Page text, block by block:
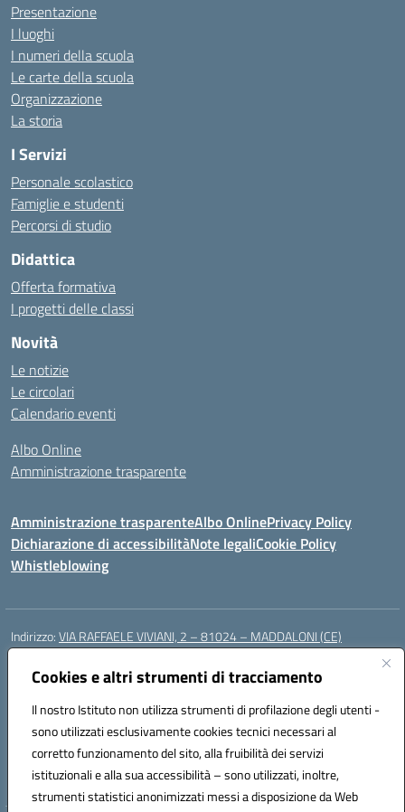
Cookies e altri strumenti di tracciamento
Il nostro Istituto non utilizza strumenti di profilazione degli utenti -
sono utilizzati esclusivamente cookies tecnici necessari al
corretto funzionamento del sito, alla fruibilità dei servizi
istituzionali e alla sua accessibilità – sono utilizzati, inoltre,
strumenti statistici anonimizzati messi a disposizione da Web
Presentazione
I luoghi
I numeri della scuola
Le carte della scuola
Organizzazione
La storia
I Servizi
Personale scolastico
Famiglie e studenti
Percorsi di studio
Didattica
Offerta formativa
I progetti delle classi
Novità
Le notizie
Le circolari
Calendario eventi
Albo Online
Amministrazione trasparente
Amministrazione trasparenteAlbo OnlinePrivacy Policy
Dichiarazione di accessibilitàNote legaliCookie Policy
Whistleblowing
Indirizzo:VIA RAFFAELE VIVIANI, 2 – 81024 – MADDALONI (CE)
Centralino:
Posta elettronica certificata (PEC):ceic8av00r@pec.istruzione.it
Codice fiscale: 93086020612
Codice meccanografico:CEIC8AV00R
Codice Indice delle Pubbliche Amministrazioni (IPA): icamm
Codice unico di fatturazione (CUF): UF8WE6